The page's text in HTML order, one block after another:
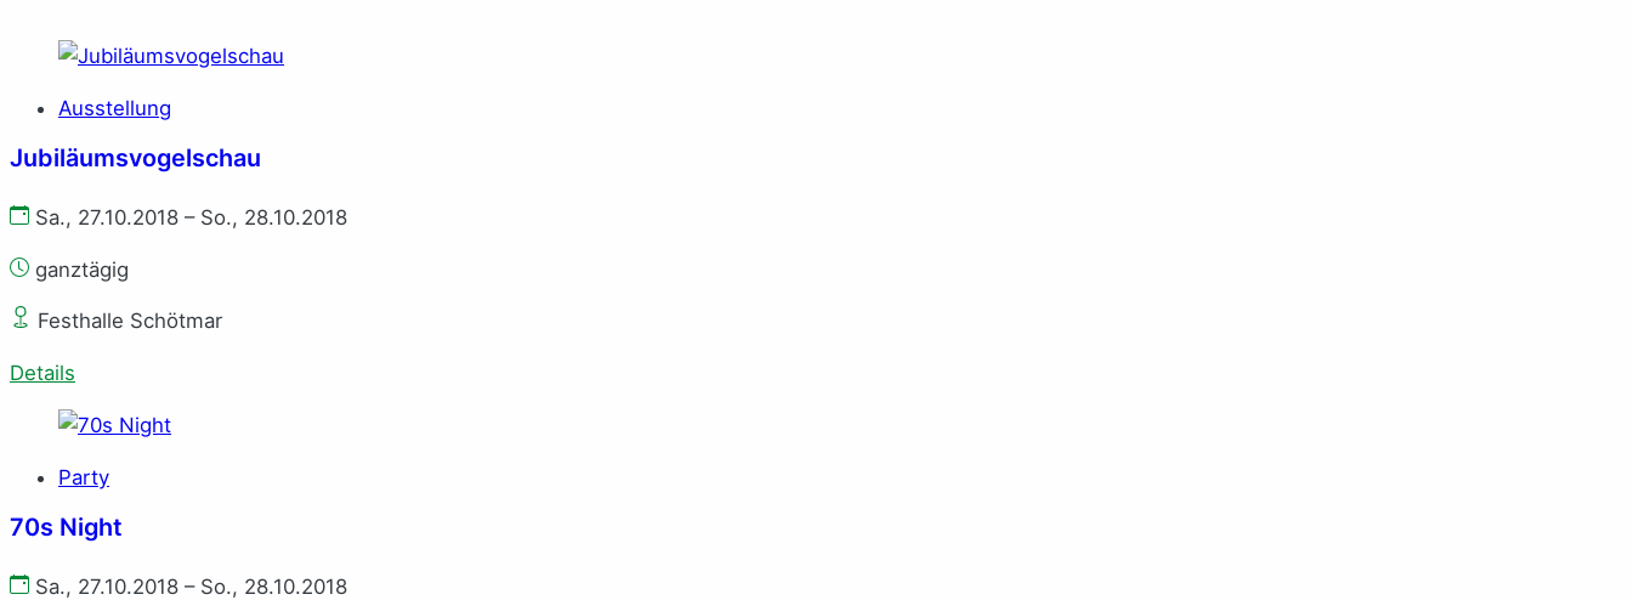
Ausstellung
Jubiläumsvogelschau
Sa., 27.10.2018 – So., 28.10.2018
ganztägig
Festhalle Schötmar
Details
Party
70s Night
Sa., 27.10.2018 – So., 28.10.2018